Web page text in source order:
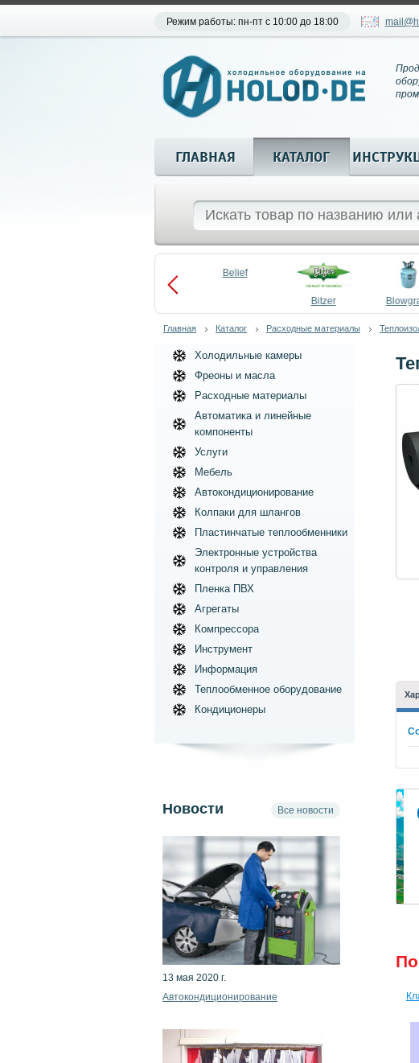
Режим работы: пн-пт с 10:00 до 18:00
ГЛАВНАЯ КАТАЛОГ
Belief
Bitzer
Главная Каталог Расходные материалы
Холодильные камеры
Фреоны и масла
Расходные материалы
Автоматика и линейные
компоненты
Услуги
Мебель
Автокондиционирование
Колпаки для шлангов
Пластинчатые теплообменники
Электронные устройства
контроля и управления
Пленка ПВХ
Агрегаты
Компрессора
Инструмент
Информация
Теплообменное оборудование
Кондиционеры
Новости Все новости
13 мая 2020 г.
Автокондиционирование